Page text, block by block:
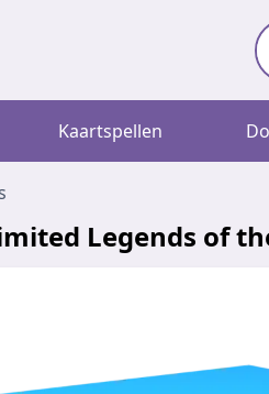
Kaartspellen
Legends of